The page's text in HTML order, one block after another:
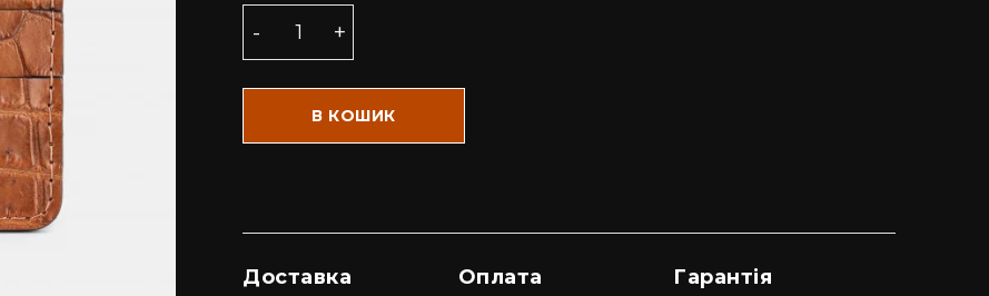
В КОШИК
Доставка Оплата Гарантія